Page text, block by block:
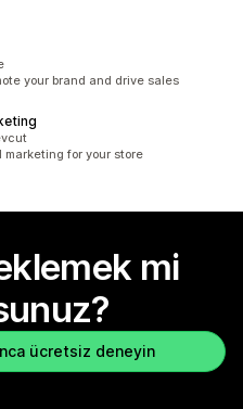
your brand and drive sales
for your store
mi
ücretsiz deneyin